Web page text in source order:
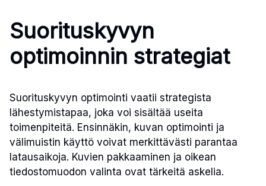
Suorituskyvyn
optimoinnin strategiat
Suorituskyvyn optimointi vaatii strategista
lähestymistapaa, joka voi sisältää useita
toimenpiteitä. Ensinnäkin, kuvan optimointi ja
välimuistin käyttö voivat merkittävästi parantaa
latausaikoja. Kuvien pakkaaminen ja oikean
tiedostomuodon valinta ovat tärkeitä askelia.